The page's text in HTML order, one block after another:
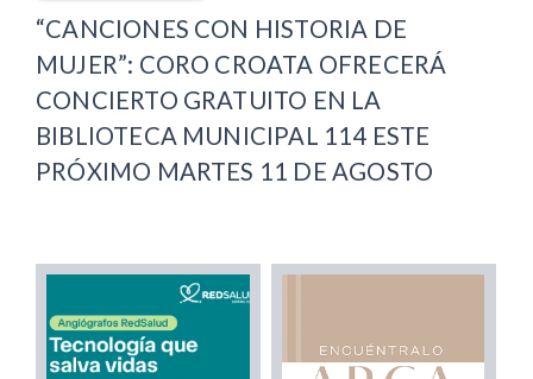
“CANCIONES CON HISTORIA DE
MUJER”: CORO CROATA OFRECERÁ
CONCIERTO GRATUITO EN LA
BIBLIOTECA MUNICIPAL 114 ESTE
PRÓXIMO MARTES 11 DE AGOSTO